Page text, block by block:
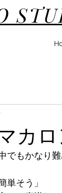
カ
もかなり難
単そう」